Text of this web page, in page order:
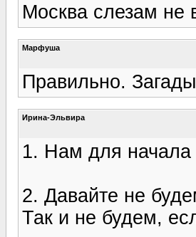
Москва слезам не
Марфуша
Правильно.
Ирина-Эльвира
1. Нам для начала
2. Давайте не
Так и не будем,